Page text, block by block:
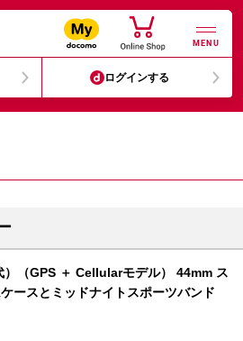
MENU
ログインする
（GPS ＋ Cellularモデル） 44mm ス
ースとミッドナイトスポーツバンド